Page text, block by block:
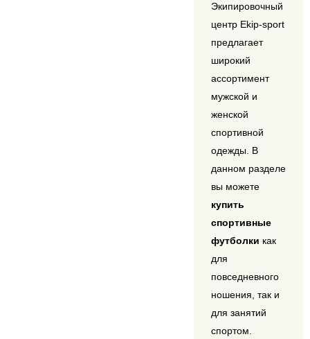
Экипировочный
центр Ekip-sport
предлагает
широкий
ассортимент
мужской и
женской
спортивной
одежды. В
данном разделе
вы можете
купить
спортивные
футболки как
для
повседневного
ношения, так и
для занятий
спортом.